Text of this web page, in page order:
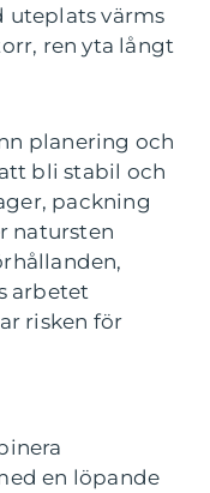
uteplats värms
ren yta långt
planering och
bli stabil och
packning
natursten
arbetet
risken för
en löpande